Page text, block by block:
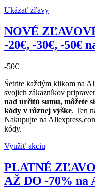
Ukázať zľavy
NOVÉ
-20€, -30€, -50€
-50€
Šetrite každým klikom na
svojich zákazníkov
nad určitú sumu, môžete
kódy v rôznej výške. Ten
Nakupujte na
kódy.
Využiť akciu
PLATNÉ
AŽ DO -70% na